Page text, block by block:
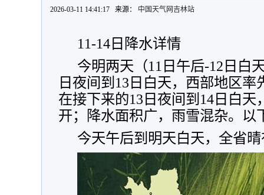
2026-03-11 14:41:17 来源： 中国天气网吉林站
11-14日降水详情
今明两天（11日午后-12日白
日夜间到13日白天，西部地区
在接下来的13日夜间到14日白天
开；降水面积广，雨雪混杂。以
今天午后到明天白天，全省